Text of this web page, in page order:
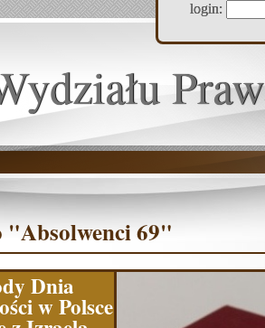
login:
"Absolwenci 69"
Dnia
w Polsce